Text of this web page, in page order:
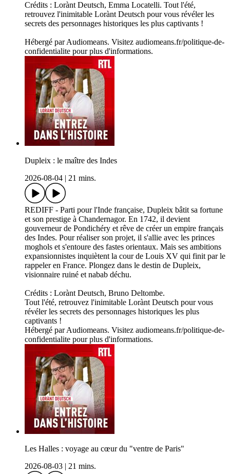
Crédits : Lorànt Deutsch, Emma Locatelli. Tout l'été,
retrouvez l'inimitable Lorànt Deutsch pour vous révéler les
secrets des personnages historiques les plus captivants !
Hébergé par Audiomeans. Visitez audiomeans.fr/politique-de-
confidentialite pour plus d'informations.
Dupleix : le maître des Indes
2026-08-04
21 mins.
REDIFF - Parti pour l'Inde française, Dupleix bâtit sa fortune
et son prestige à Chandernagor. En 1742, il devient
gouverneur de Pondichéry et rêve de créer un empire français
des Indes. Pour réaliser son projet, il s'allie avec les princes
moghols et s'entoure des fastes orientaux. Mais ses ambitions
expansionnistes inquiètent la cour de Louis XV qui finit par le
rappeler en France. Plongez dans le destin de Dupleix,
visionnaire ruiné et nabab déchu.
Crédits : Lorànt Deutsch, Bruno Deltombe.
Tout l'été, retrouvez l'inimitable Lorànt Deutsch pour vous
révéler les secrets des personnages historiques les plus
captivants !
Hébergé par Audiomeans. Visitez audiomeans.fr/politique-de-
confidentialite pour plus d'informations.
Les Halles : voyage au cœur du "ventre de Paris"
2026-08-03
21 mins.